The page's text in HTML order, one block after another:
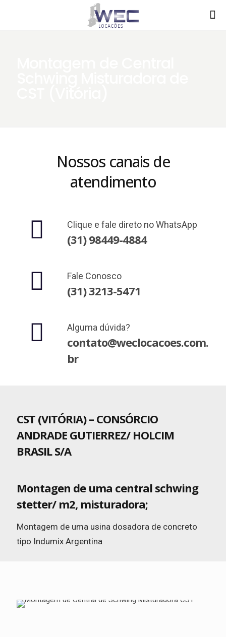
Nossos canais de
atendimento
Clique e fale direto no WhatsApp
(31) 98449-4884
Fale Conosco
(31) 3213-5471
Alguma dúvida?
contato@weclocacoes.com.
br
CST (VITÓRIA) – CONSÓRCIO
ANDRADE GUTIERREZ/ HOLCIM
BRASIL S/A
Montagen de uma central schwing
stetter/ m2, misturadora;
Montagem de uma usina dosadora de concreto
tipo Indumix Argentina